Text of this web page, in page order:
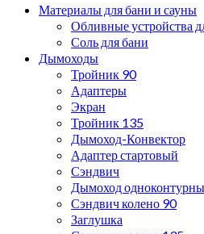
Материалы для бани и сауны
Обливные устройства
Соль для бани
Дымоходы
Тройник 90
Адаптеры
Экран
Тройник 135
Дымоход-Конвектор
Адаптер стартовый
Сэндвич
Дымоход
Сэндвич колено 90
Заглушка